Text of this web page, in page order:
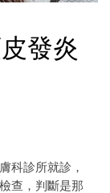
發炎
科診所就診，
查，判斷是那